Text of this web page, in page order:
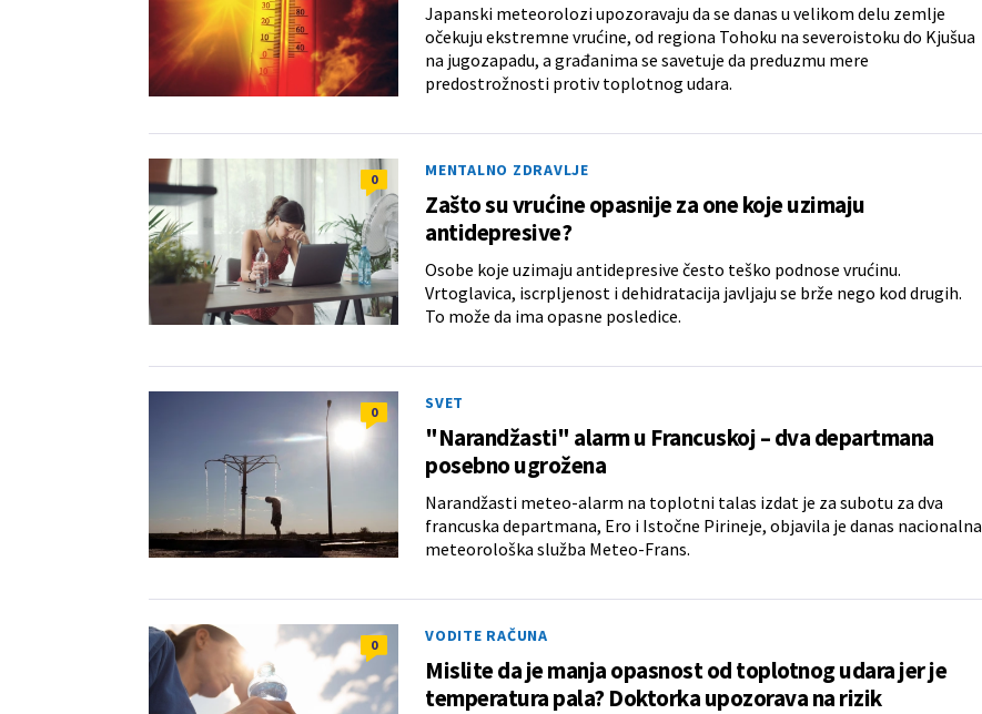
Japanski meteorolozi upozoravaju da se danas u velikom delu zemlje
očekuju ekstremne vrućine, od regiona Tohoku na severoistoku do Kjušua
na jugozapadu, a građanima se savetuje da preduzmu mere
predostrožnosti protiv toplotnog udara.
0 MENTALNO ZDRAVLJE
Zašto su vrućine opasnije za one koje uzimaju
antidepresive?
Osobe koje uzimaju antidepresive često teško podnose vrućinu.
Vrtoglavica, iscrpljenost i dehidratacija javljaju se brže nego kod drugih.
To može da ima opasne posledice.
0 SVET
"Narandžasti" alarm u Francuskoj – dva departmana
posebno ugrožena
Narandžasti meteo-alarm na toplotni talas izdat je za subotu za dva
francuska departmana, Ero i Istočne Pirineje, objavila je danas nacionalna
meteorološka služba Meteo-Frans.
0 VODITE RAČUNA
Mislite da je manja opasnost od toplotnog udara jer je
temperatura pala? Doktorka upozorava na rizik